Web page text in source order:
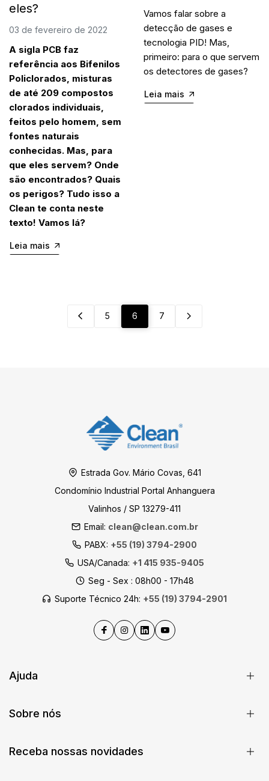
eles?
03 de fevereiro de 2022
A sigla PCB faz
referência aos Bifenilos
Policlorados, misturas
de até 209 compostos
clorados individuais,
feitos pelo homem, sem
fontes naturais
conhecidas. Mas, para
que eles servem? Onde
são encontrados? Quais
os perigos? Tudo isso a
Clean te conta neste
texto! Vamos lá?
Leia mais
Vamos falar sobre a
detecção de gases e
tecnologia PID! Mas,
primeiro: para o que servem
os detectores de gases?
Leia mais
5 6 7
Estrada Gov. Mário Covas, 641
Condomínio Industrial Portal Anhanguera
Valinhos / SP 13279-411
Email: clean@clean.com.br
PABX: +55 (19) 3794-2900
USA/Canada: +1 415 935-9405
Seg - Sex : 08h00 - 17h48
Suporte Técnico 24h: +55 (19) 3794-2901
Ajuda
Sobre nós
Receba nossas novidades